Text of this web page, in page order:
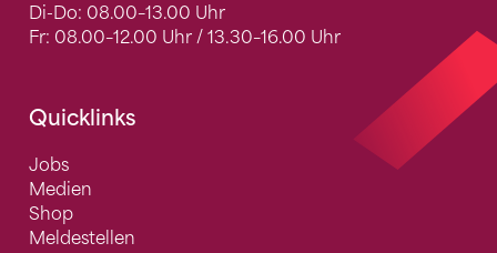
Di-Do: 08.00–13.00 Uhr
Fr: 08.00–12.00 Uhr / 13.30–16.00 Uhr
Quicklinks
Jobs
Medien
Shop
Meldestellen